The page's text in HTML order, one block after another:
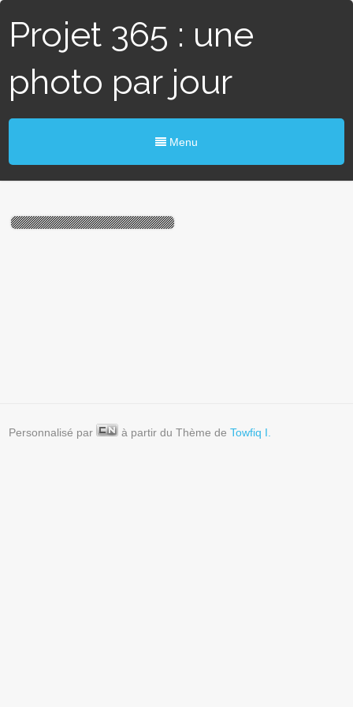
Projet 365 : une
photo par jour
Menu
Personnalisé par à partir du Thème deTowfiq I.